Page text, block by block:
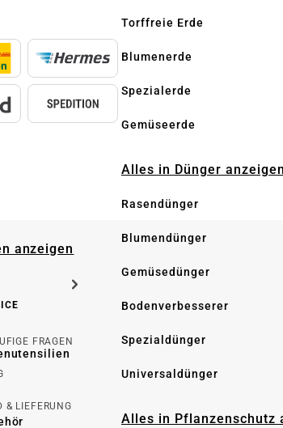
anzeigen
Torffreie Erde
Blumenerde
Spezialerde
Gemüseerde
Alles in Dünger anzeigen
Rasendünger
Blumendünger
Gemüsedünger
Bodenverbesserer
Spezialdünger
Universaldünger
Alles in Pflanzenschutz
FRAGEN
& LIEFERUNG